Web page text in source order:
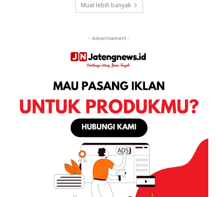
Muat lebih banyak
- Advertisement -